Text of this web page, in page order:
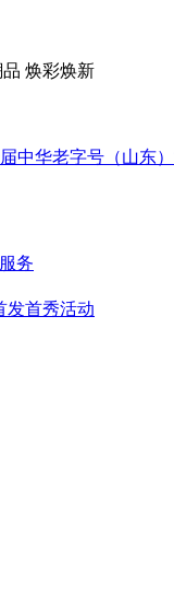
品 焕彩焕新
务
发首秀活动